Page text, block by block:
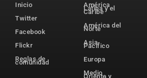
Inicio
Twitter
Facebook
Flickr
Reglas de
comunidad
América
Latina y el
Caribe
América del
Norte
Asia-
Pacífico
Europa
Medio
Oriente y